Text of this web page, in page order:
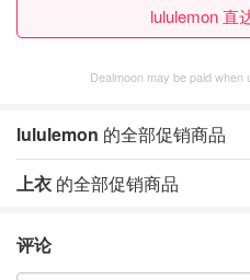
lululemon 直
Dealmoon may be paid when
lululemon 的全部促销商品
上衣 的全部促销商品
评论